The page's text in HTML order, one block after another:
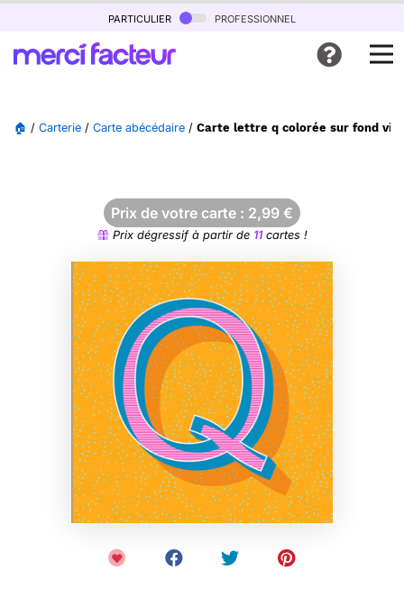
particulier professionnel
🏠 / Carterie / Carte abécédaire / Carte lettre q colorée sur fond
Prix de votre carte : 2,99 €
Prix dégressif à partir de 11cartes !